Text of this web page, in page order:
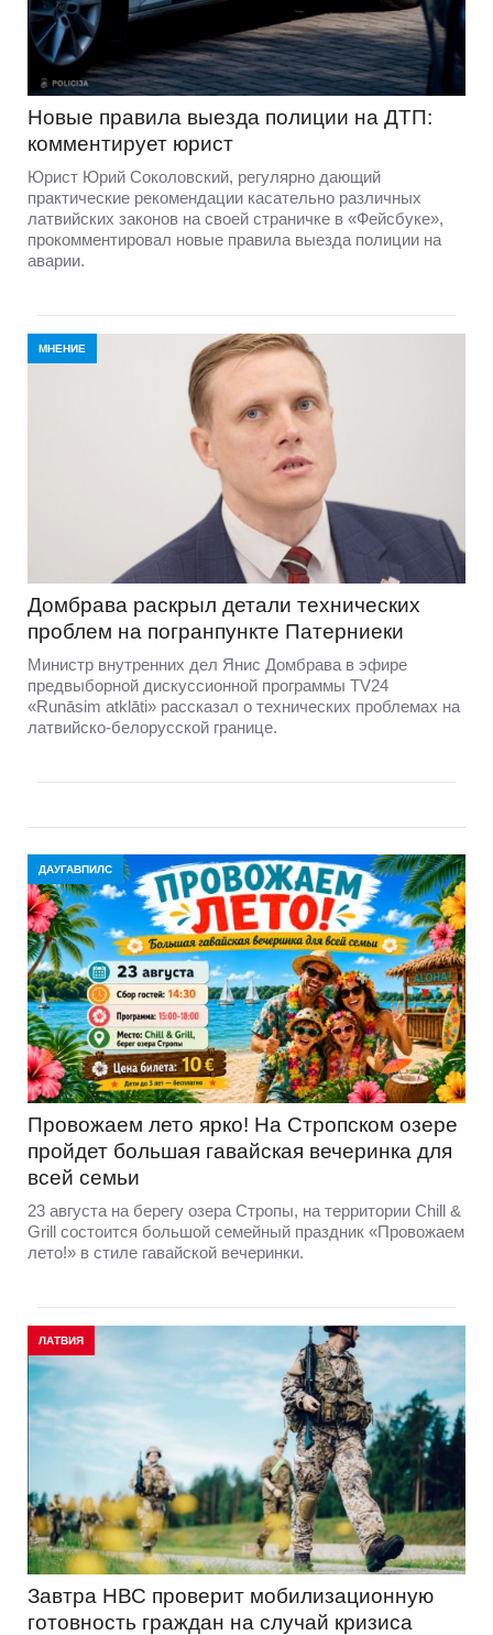
Новые правила выезда полиции на ДТП:
комментирует юрист
Юрист Юрий Соколовский, регулярно дающий
практические рекомендации касательно различных
латвийских законов на своей страничке в «Фейсбуке»,
прокомментировал новые правила выезда полиции на
аварии.
МНЕНИЕ
Домбравa раскрыл детали технических
проблем на погранпункте Патерниеки
Министр внутренних дел Янис Домбрава в эфире
предвыборной дискуссионной программы TV24
«Runāsim atklāti» рассказал о технических проблемах на
латвийско-белорусской границе.
ДАУГАВПИЛС
Провожаем лето ярко! На Стропском озере
пройдет большая гавайская вечеринка для
всей семьи
23 августа на берегу озера Стропы, на территории Chill &
Grill состоится большой семейный праздник «Провожаем
лето!» в стиле гавайской вечеринки.
ЛАТВИЯ
Завтра НВС проверит мобилизационную
готовность граждан на случай кризиса